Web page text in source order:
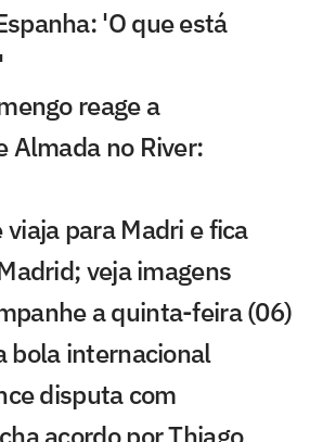
'O que está
reage a
Almada no River:
para Madri e fica
veja imagens
a quinta-feira (06)
bola internacional
disputa com